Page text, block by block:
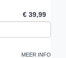
€ 39,99
MEER INFO